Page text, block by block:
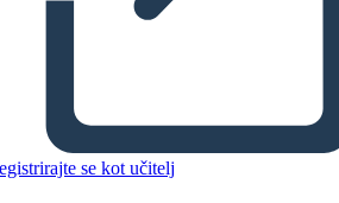
se kot učitelj